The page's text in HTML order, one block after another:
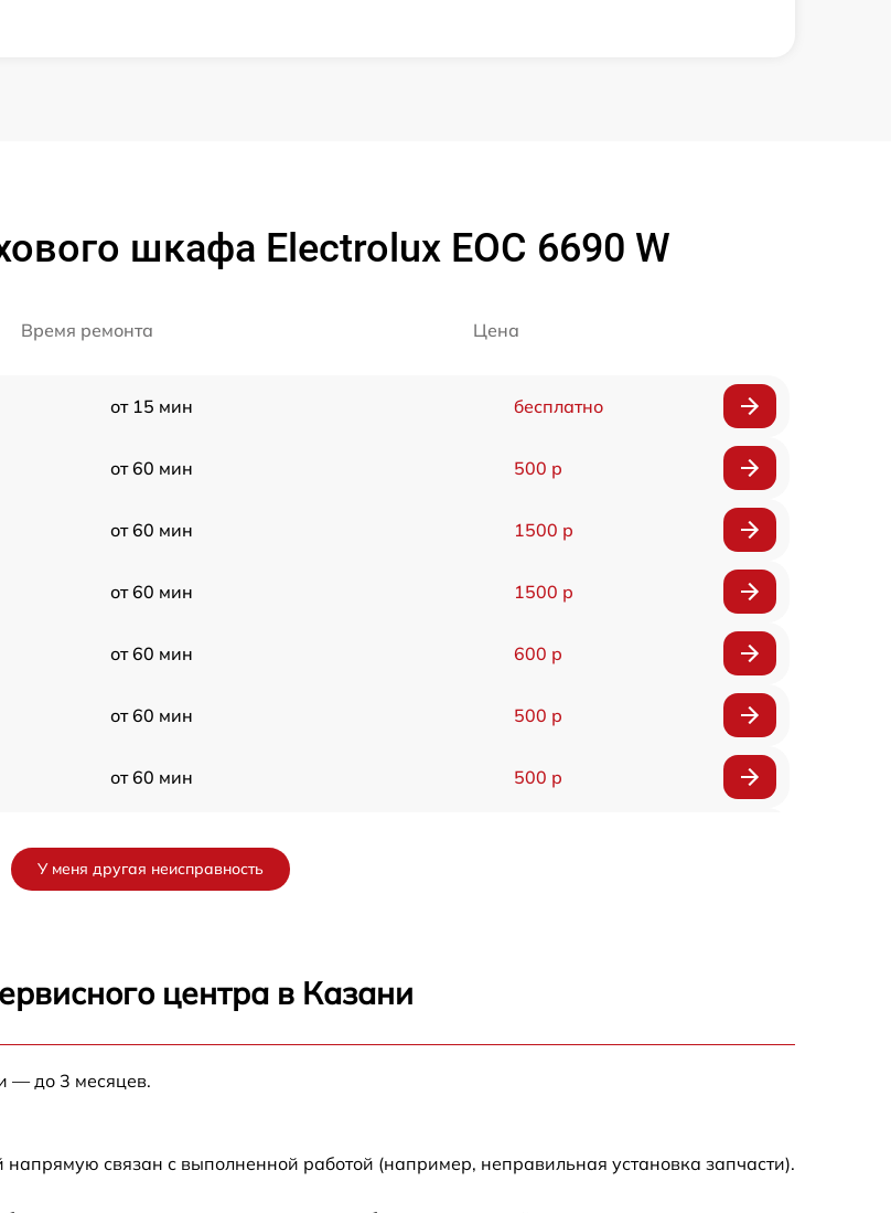
шкафа Electrolux EOC 6690 W
Время ремонта Цена
от 15 мин бесплатно
от 60 мин 500 р
от 60 мин 1500 р
от 60 мин 1500 р
от 60 мин 600 р
от 60 мин 500 р
от 60 мин 500 р
от 60 мин
У меня другая неисправность
центра в Казани
— до 3 месяцев.
связан с выполненной работой (например, неправильная установка запчасти).